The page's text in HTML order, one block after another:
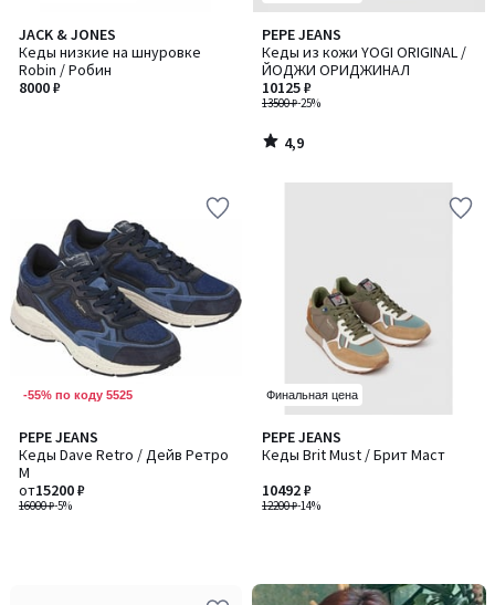
JACK & JONES
Кеды низкие на шнуровке
Robin / Робин
8000 ₽
PEPE JEANS
Кеды из кожи YOGI ORIGINAL /
ЙОДЖИ ОРИДЖИНАЛ
13500 ₽-25%
10125 ₽
4,9
/ 5
4,9
/
-55% по коду 5525
PEPE JEANS
Кеды Dave Retro / Дейв Ретро
M
16000 ₽-5%
от15200 ₽
Финальная цена
PEPE JEANS
Кеды Brit Must / Брит Маст
12200 ₽-14%
10492 ₽
-